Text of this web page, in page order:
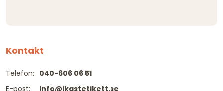
Kontakt
Telefon:
E-post:
040-606 06 51
info@ikastetikett.se